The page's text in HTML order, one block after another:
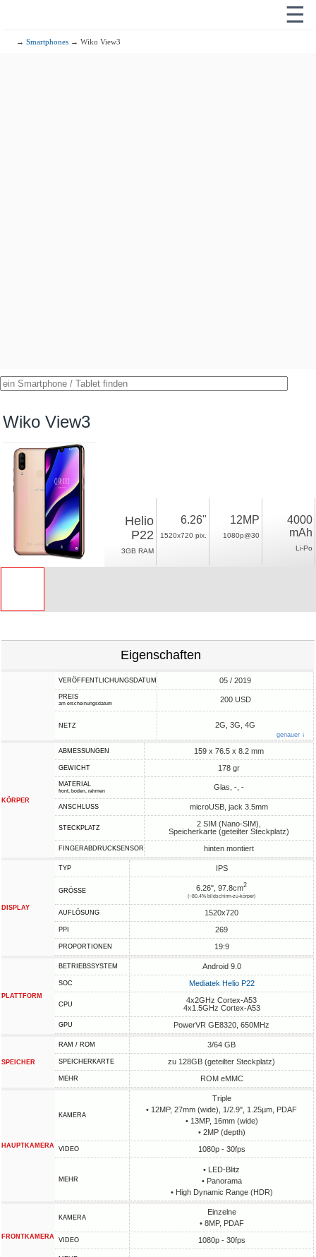
☰
→Smartphones → Wiko View3
Wiko View3
Helio
P22
3GB RAM
6.26"
1520x720 pix.
12MP
1080p@30
4000
mAh
Li-Po
Eigenschaften
VERÖFFENTLICHUNGSDATUM 05 / 2019
PREIS
am erscheinungsdatum 200 USD
NETZ 2G, 3G, 4G
genauer ↓
KÖRPER
ABMESSUNGEN 159 x 76.5 x 8.2 mm
GEWICHT 178 gr
MATERIAL
front, boden, rahmen Glas, -, -
ANSCHLUSS microUSB, jack 3.5mm
STECKPLATZ
2 SIM (Nano-SIM),
Speicherkarte (geteilter Steckplatz)
FINGERABDRUCKSENSOR hinten montiert
DISPLAY
TYP IPS
GRÖSSE 6.26", 97.8cm2
(~80.4% bildschirm-zu-körper)
AUFLÖSUNG 1520x720
PPI 269
PROPORTIONEN 19:9
PLATTFORM
BETRIEBSSYSTEM Android 9.0
SOC Mediatek Helio P22
CPU
4x2GHz Cortex-A53
4x1.5GHz Cortex-A53
GPU PowerVR GE8320, 650MHz
SPEICHER
RAM / ROM 3/64 GB
SPEICHERKARTE zu 128GB (geteilter Steckplatz)
MEHR ROM eMMC
HAUPTKAMERA
KAMERA
Triple
• 12MP, 27mm (wide), 1/2.9", 1.25µm, PDAF
• 13MP, 16mm (wide)
• 2MP (depth)
VIDEO 1080p - 30fps
MEHR
• LED-Blitz
• Panorama
• High Dynamic Range (HDR)
FRONTKAMERA
KAMERA
Einzelne
• 8MP, PDAF
VIDEO 1080p - 30fps